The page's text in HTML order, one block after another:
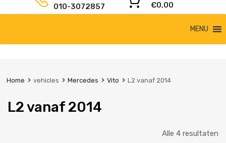
010-3072857 €0,00
de
MENU
Home vehicles Mercedes Vito L2 vanaf 2014
L2 vanaf 2014
Alle 4 resultaten